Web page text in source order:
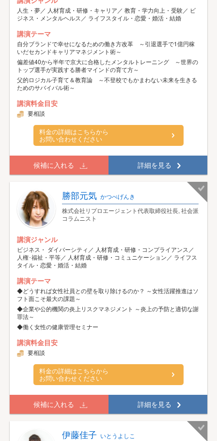
人生・夢／ 人材育成・研修・キャリア／ 教育・学力向上・受験／ ビ
ジネス・メンタルヘルス／ ライフスタイル・恋愛・婚活・結婚
講演テーマ
自分ブランドで幸せになるための働き方改革 ～引退選手で1億円稼
いだセカンドキャリアマネジメント術～
偏差値40から半年で京大に合格したメンタルトレーニング ～世界の
トップ選手が実践する勝者マインドの育て方～
父的ロジカル子育て＆教育論 ～不登校でもかまわない未来を生きる
ためのサバイバル術～
講演料金目安
要相談
料金の詳細はこちらから
お問い合わせください
候補に入れる 詳細を見る
勝部元気 かつべげんき
株式会社リプロエージェント代表取締役社長, 社会派
コラムニスト
講演ジャンル
ビジネス・ ダイバーシティ／ 人材育成・研修・コンプライアンス／
人権･福祉・平等／ 人材育成・研修・コミュニケーション／ ライフス
タイル・恋愛・婚活・結婚
講演テーマ
◆どうすれば女性社員との壁を取り除けるのか？ ～女性活躍推進はソ
フト面こそ最大の課題～
◆企業や公的機関の炎上リスクマネジメント ～炎上の予防と適切な謝
罪法～
◆働く女性の健康管理セミナー
講演料金目安
要相談
料金の詳細はこちらから
お問い合わせください
候補に入れる 詳細を見る
伊藤佳子 いとうよしこ